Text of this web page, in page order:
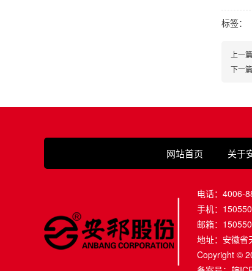
标签：
上一
下一
网站首页 关于
电话：4006-
手机：
邮箱：
地址：安徽省
Copyright ©